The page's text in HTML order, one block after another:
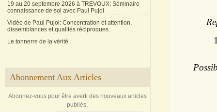
19 au 20 septembre 2026 à TREVOUX: Séminaire
connaissance de soi avec Paul Pujol
Vidéo de Paul Pujol: Concentration et attention,
dissemblances et qualités réciproques.
Le tonnerre de la vérité.
Abonnement Aux Articles
Abonnez-vous pour être averti des nouveaux articles
publiés.